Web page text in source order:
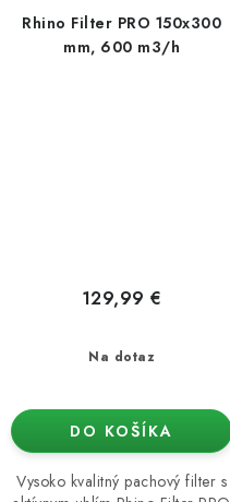
Rhino Filter PRO 150x300
mm, 600 m3/h
Na dotaz
129,99 €
DO KOŠÍKA
Vysoko kvalitný pachový filter s